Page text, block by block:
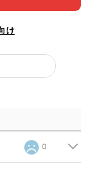
け
0